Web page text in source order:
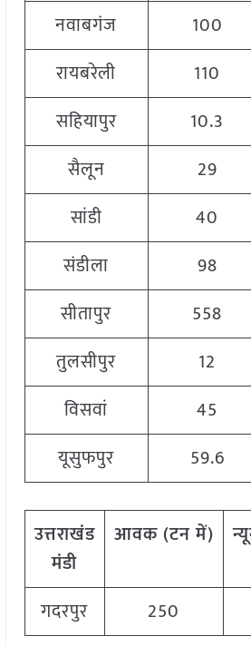
नवाबगंज
100
रायबरेली
110
सहियापुर
10.3
सैलून
29
सांडी
40
संडीला
98
सीतापुर
558
तुलसीपुर
12
विसवां
45
यूसुफपुर
59.6
उत्तराखंड
मंडी
आवक (टनमें)
गदरपुर
250